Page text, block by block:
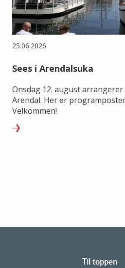
25.06.2026
Sees i Arendalsuka
Onsdag 12. august
Arendal. Her er
Velkommen!
Til toppen